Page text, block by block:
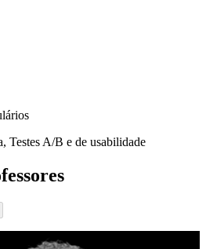
Testes A/B e de usabilidade